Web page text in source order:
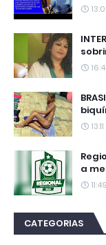
13:11
a
11:49
CATEGORIAS